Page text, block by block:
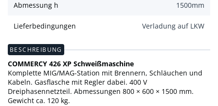
Abmessung h 1500mm
Lieferbedingungen Verladung auf LKW
BESCHREIBUNG
COMMERCY 426 XP Schweißmaschine
Komplette MIG/MAG-Station mit Brennern, Schläuchen und
Kabeln. Gasflasche mit Regler dabei. 400 V
Dreiphasennetzteil. Abmessungen 800 × 600 × 1500 mm.
Gewicht ca. 120 kg.